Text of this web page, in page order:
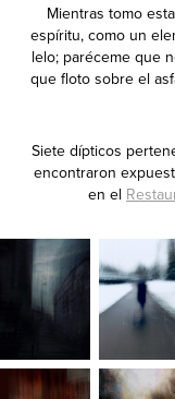
Mientras tomo
espíritu, como un
lelo; paréceme que
que floto sobre el
Siete dípticos
encontraron
en el